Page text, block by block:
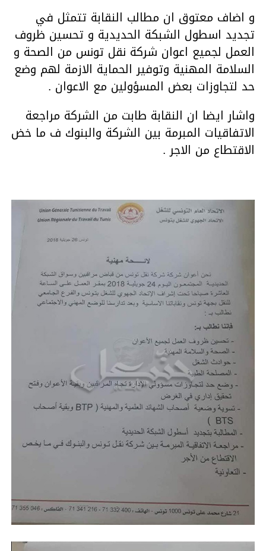
و اضاف معتوق ان مطالب النقابة تتمثل في
تجديد اسطول الشبكة الحديدية و تحسين ظروف
العمل لجميع اعوان شركة نقل تونس من الصحة و
السلامة المهنية وتوفير الحماية الازمة لهم وضع
حد لتجاوزات بعض المسؤولين مع الاعوان .
واشار ايضا ان النقابة طابت من الشركة مراجعة
الاتفاقيات المبرمة بين الشركة والبنوك ف ما خض
الاقتطاع من الاجر .